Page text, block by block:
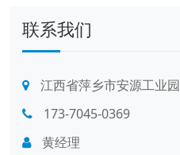
联系我们
江西省萍乡市安源工业园
173-7045-0369
黄经理